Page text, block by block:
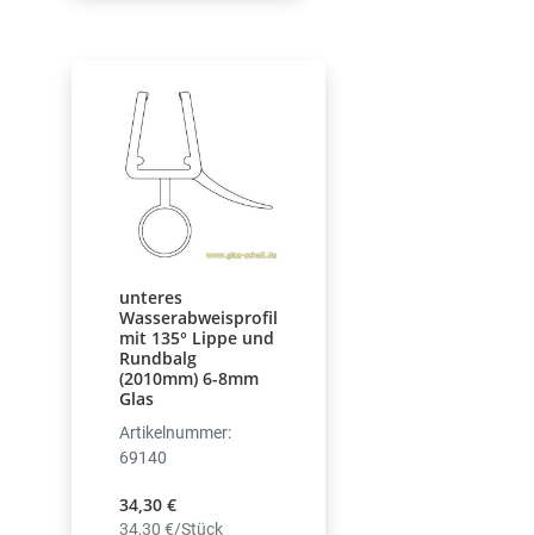
unteres
Wasserabweisprofil
mit 135° Lippe und
Rundbalg
(2010mm) 6-8mm
Glas
Artikelnummer:
69140
34,30 €
34,30 €/Stück